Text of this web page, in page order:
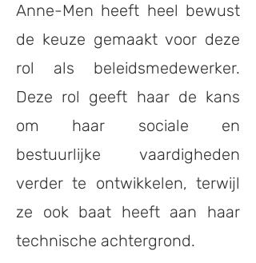
Anne-Men heeft heel bewust
de keuze gemaakt voor deze
rol als beleidsmedewerker.
Deze rol geeft haar de kans
om haar sociale en
bestuurlijke vaardigheden
verder te ontwikkelen, terwijl
ze ook baat heeft aan haar
technische achtergrond.